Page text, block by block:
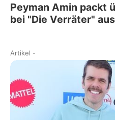
Peyman Amin packt
bei "Die Verräter" aus
Artikel -